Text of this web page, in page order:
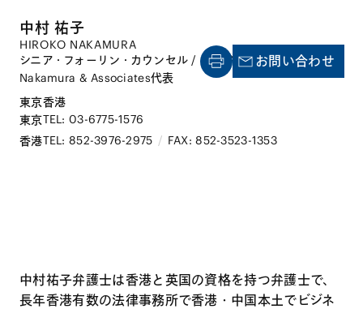
中村 祐子
HIROKO NAKAMURA
シニア・フォーリン・カウンセル / 香港弁護士 / 香港
Nakamura & Associates代表
東京香港
東京TEL: 03-6775-1576
香港TEL: 852-3976-2975 / FAX: 852-3523-1353
お問い合わせ
中村祐子弁護士は香港と英国の資格を持つ弁護士で、
長年香港有数の法律事務所で香港・中国本土でビジネ